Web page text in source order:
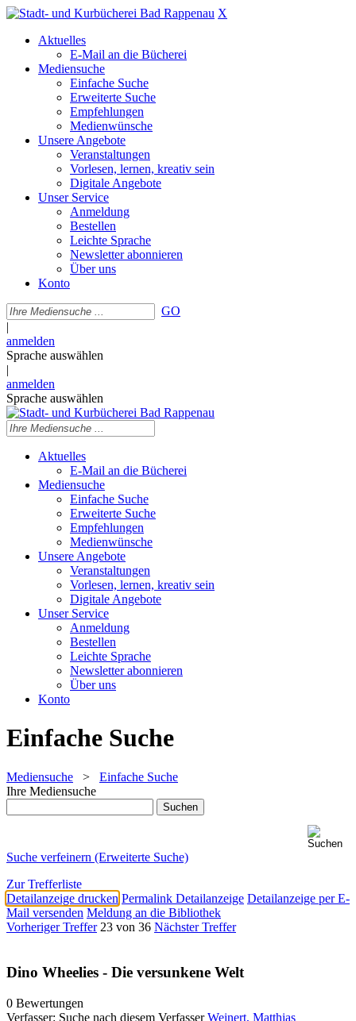
X
Aktuelles
E-Mail an die Bücherei
Mediensuche
Einfache Suche
Erweiterte Suche
Empfehlungen
Medienwünsche
Unsere Angebote
Veranstaltungen
Vorlesen, lernen, kreativ sein
Digitale Angebote
Unser Service
Anmeldung
Bestellen
Leichte Sprache
Newsletter abonnieren
Über uns
Konto
GO
|
anmelden
Sprache auswählen
|
anmelden
Sprache auswählen
Aktuelles
E-Mail an die Bücherei
Mediensuche
Einfache Suche
Erweiterte Suche
Empfehlungen
Medienwünsche
Unsere Angebote
Veranstaltungen
Vorlesen, lernen, kreativ sein
Digitale Angebote
Unser Service
Anmeldung
Bestellen
Leichte Sprache
Newsletter abonnieren
Über uns
Konto
Einfache Suche
Mediensuche > Einfache Suche
Ihre Mediensuche
Suche verfeinern (Erweiterte Suche)
Zur Trefferliste
Detailanzeige drucken Permalink Detailanzeige Detailanzeige per E-
Mail versenden Meldung an die Bibliothek
Vorheriger Treffer 23 von 36 Nächster Treffer
Dino Wheelies - Die versunkene Welt
0 Bewertungen
Verfasser: Suche nach diesem Verfasser Weinert, Matthias